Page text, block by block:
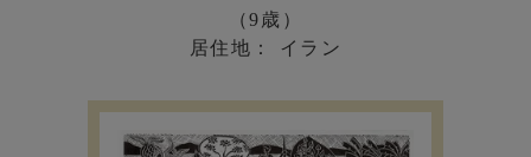
（9歳）
居住地： イラン